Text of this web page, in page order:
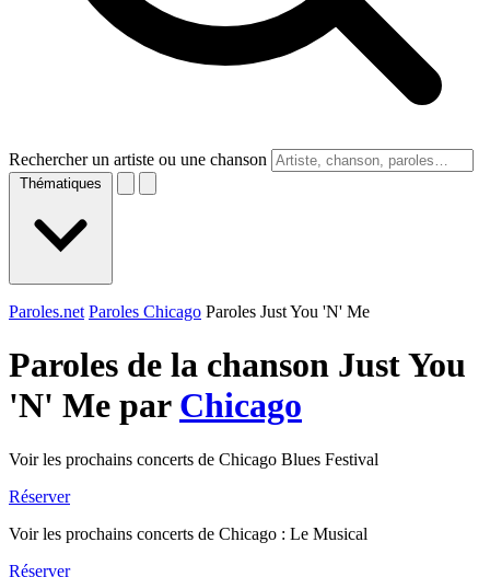
Rechercher un artiste ou une chanson
Thématiques
Paroles.net Paroles Chicago Paroles Just You 'N' Me
Paroles de la chanson Just You
'N' Me par Chicago
Voir les prochains concerts de Chicago Blues Festival
Réserver
Voir les prochains concerts de Chicago : Le Musical
Réserver